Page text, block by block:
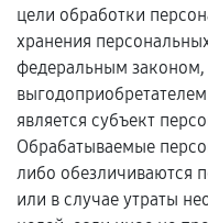
цели обработки
хранения
федеральным законом,
является субъект
Обрабатываемые
либо обезличиваются
или в случае утраты